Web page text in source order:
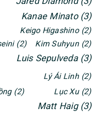
Kanae Minato (3)
Keigo Higashino (2)
(2) Kim Suhyun (2)
Luis Sepulveda (3)
Lý Ái Linh (2)
(2) Lục Xu (2)
Matt Haig (3)